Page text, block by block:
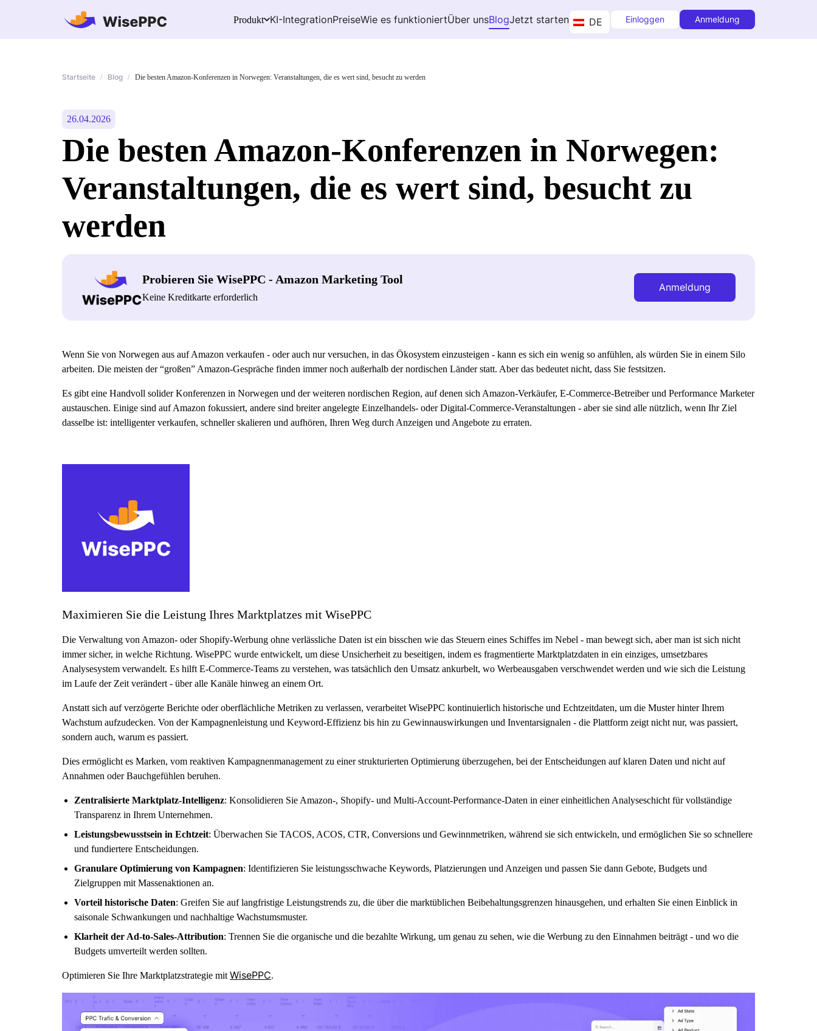
Produkt KI-IntegrationPreiseWie es funktioniertÜber unsBlogJetzt starten DE Einloggen Anmeldung
Startseite / Blog / Die besten Amazon-Konferenzen in Norwegen: Veranstaltungen, die es wert sind, besucht zu werden
26.04.2026
Die besten Amazon-Konferenzen in Norwegen:
Veranstaltungen, die es wert sind, besucht zu
werden
Probieren Sie WisePPC - Amazon Marketing Tool
Keine Kreditkarte erforderlich
Anmeldung
Wenn Sie von Norwegen aus auf Amazon verkaufen - oder auch nur versuchen, in das Ökosystem einzusteigen - kann es sich ein wenig so anfühlen, als würden Sie in einem Silo
arbeiten. Die meisten der “großen” Amazon-Gespräche finden immer noch außerhalb der nordischen Länder statt. Aber das bedeutet nicht, dass Sie festsitzen.
Es gibt eine Handvoll solider Konferenzen in Norwegen und der weiteren nordischen Region, auf denen sich Amazon-Verkäufer, E-Commerce-Betreiber und Performance Marketer
austauschen. Einige sind auf Amazon fokussiert, andere sind breiter angelegte Einzelhandels- oder Digital-Commerce-Veranstaltungen - aber sie sind alle nützlich, wenn Ihr Ziel
dasselbe ist: intelligenter verkaufen, schneller skalieren und aufhören, Ihren Weg durch Anzeigen und Angebote zu erraten.
Maximieren Sie die Leistung Ihres Marktplatzes mit WisePPC
Die Verwaltung von Amazon- oder Shopify-Werbung ohne verlässliche Daten ist ein bisschen wie das Steuern eines Schiffes im Nebel - man bewegt sich, aber man ist sich nicht
immer sicher, in welche Richtung. WisePPC wurde entwickelt, um diese Unsicherheit zu beseitigen, indem es fragmentierte Marktplatzdaten in ein einziges, umsetzbares
Analysesystem verwandelt. Es hilft E-Commerce-Teams zu verstehen, was tatsächlich den Umsatz ankurbelt, wo Werbeausgaben verschwendet werden und wie sich die Leistung
im Laufe der Zeit verändert - über alle Kanäle hinweg an einem Ort.
Anstatt sich auf verzögerte Berichte oder oberflächliche Metriken zu verlassen, verarbeitet WisePPC kontinuierlich historische und Echtzeitdaten, um die Muster hinter Ihrem
Wachstum aufzudecken. Von der Kampagnenleistung und Keyword-Effizienz bis hin zu Gewinnauswirkungen und Inventarsignalen - die Plattform zeigt nicht nur, was passiert,
sondern auch, warum es passiert.
Dies ermöglicht es Marken, vom reaktiven Kampagnenmanagement zu einer strukturierten Optimierung überzugehen, bei der Entscheidungen auf klaren Daten und nicht auf
Annahmen oder Bauchgefühlen beruhen.
Zentralisierte Marktplatz-Intelligenz: Konsolidieren Sie Amazon-, Shopify- und Multi-Account-Performance-Daten in einer einheitlichen Analyseschicht für vollständige
Transparenz in Ihrem Unternehmen.
Leistungsbewusstsein in Echtzeit: Überwachen Sie TACOS, ACOS, CTR, Conversions und Gewinnmetriken, während sie sich entwickeln, und ermöglichen Sie so schnellere
und fundiertere Entscheidungen.
Granulare Optimierung von Kampagnen: Identifizieren Sie leistungsschwache Keywords, Platzierungen und Anzeigen und passen Sie dann Gebote, Budgets und
Zielgruppen mit Massenaktionen an.
Vorteil historische Daten: Greifen Sie auf langfristige Leistungstrends zu, die über die marktüblichen Beibehaltungsgrenzen hinausgehen, und erhalten Sie einen Einblick in
saisonale Schwankungen und nachhaltige Wachstumsmuster.
Klarheit der Ad-to-Sales-Attribution: Trennen Sie die organische und die bezahlte Wirkung, um genau zu sehen, wie die Werbung zu den Einnahmen beiträgt - und wo die
Budgets umverteilt werden sollten.
Optimieren Sie Ihre Marktplatzstrategie mit WisePPC.